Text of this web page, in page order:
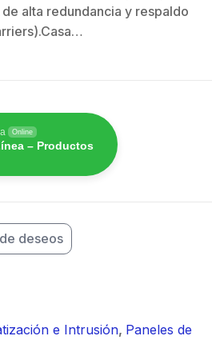
$
alta redundancia y respaldo
Online
– Productos
deseos
e Intrusión, Paneles de